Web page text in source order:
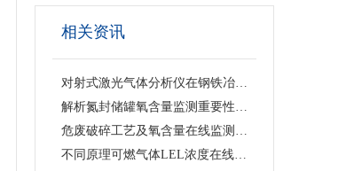
相关资讯
对射式激光气体分析仪在钢铁冶金行业的应用与行业价值
解析氮封储罐氧含量监测重要性，原位单端直插激光气体分析仪的落地应用与工艺价值
危废破碎工艺及氧含量在线监测浅析 —— 激光气体分析仪在工艺安全中的应用
不同原理可燃气体LEL浓度在线监测仪技术特点及工业选型指南